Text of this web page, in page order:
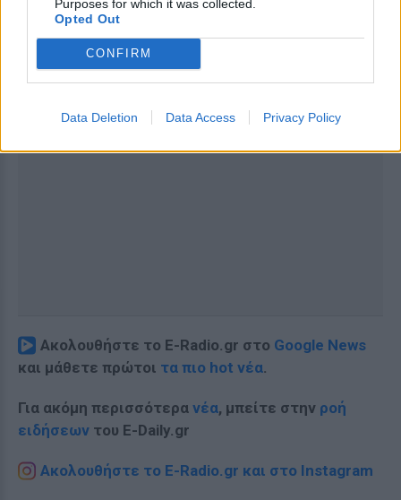
Purposes for which it was collected.
Opted Out
CONFIRM
Data Deletion Data Access Privacy Policy
Ακολουθήστε το E-Radio.gr στο Google News
και μάθετε πρώτοι τα πιο hot νέα.
Για ακόμη περισσότερα νέα, μπείτε στην ροή
ειδήσεων του E-Daily.gr
Ακολουθήστε το E-Radio.gr και στο Instagram